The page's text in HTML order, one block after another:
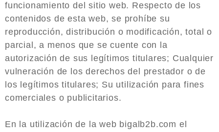
funcionamiento del sitio web. Respecto de los
contenidos de esta web, se prohíbe su
reproducción, distribución o modificación, total o
parcial, a menos que se cuente con la
autorización de sus legítimos titulares; Cualquier
vulneración de los derechos del prestador o de
los legítimos titulares; Su utilización para fines
comerciales o publicitarios.
En la utilización de la web bigalb2b.com el